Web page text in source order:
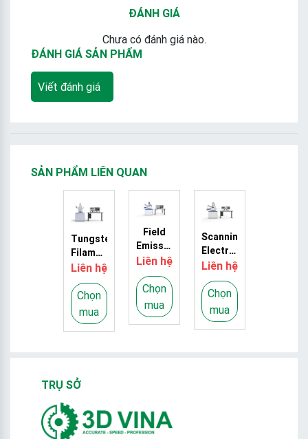
ĐÁNH GIÁ
Chưa có đánh giá nào.
ĐÁNH GIÁ SẢN PHẨM
Viết đánh giá
SẢN PHẨM LIÊN QUAN
Tungsten
Filament
Scanning
Electron
Microscope
SEM3200
Liên hệ
Chọn
mua
Field
Emission
Scanning
Electron
Microscope
SEM5000
Liên hệ
Chọn
mua
Scanning
Electron
Microscope
SEM4000
Liên hệ
Chọn
mua
TRỤ SỞ